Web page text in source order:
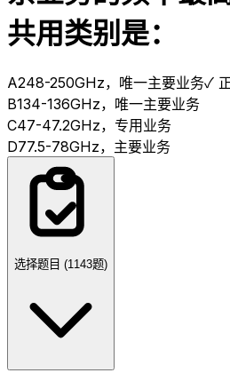
共用类别是：
A248-250GHz，唯一主要业务✓
B134-136GHz，唯一主要业务
C47-47.2GHz，专用业务
D77.5-78GHz，主要业务
选择题目 (1143题)